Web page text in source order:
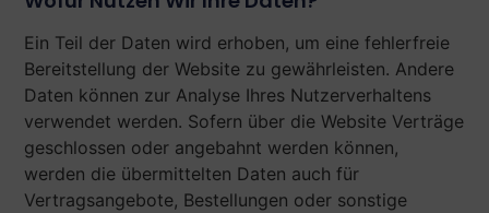
Ein Teil der Daten wird erhoben, um eine fehlerfreie
Bereitstellung der Website zu gewährleisten. Andere
Daten können zur Analyse Ihres Nutzerverhaltens
verwendet werden. Sofern über die Website Verträge
geschlossen oder angebahnt werden können,
werden die übermittelten Daten auch für
Vertragsangebote, Bestellungen oder sonstige